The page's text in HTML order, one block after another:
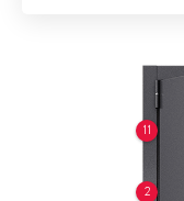
2
11